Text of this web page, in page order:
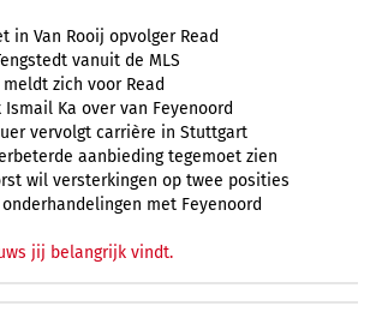
in Van Rooij opvolger Read
vanuit de MLS
meldt zich voor Read
Ismail Ka over van Feyenoord
vervolgt carrière in Stuttgart
aanbieding tegemoet zien
wil versterkingen op twee posities
met Feyenoord
jij belangrijk vindt.